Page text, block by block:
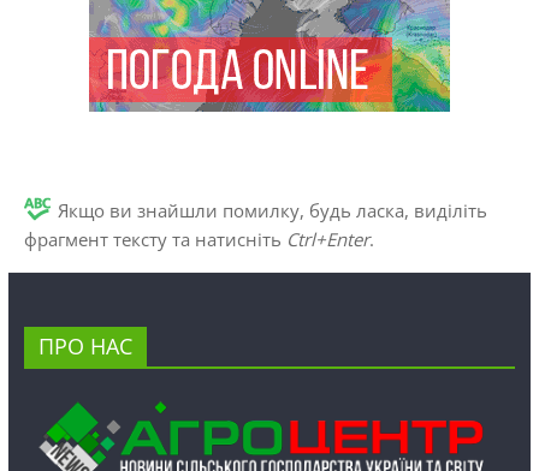
Якщо ви знайшли помилку, будь ласка, виділіть
фрагмент тексту та натисніть Ctrl+Enter.
ПРО НАС